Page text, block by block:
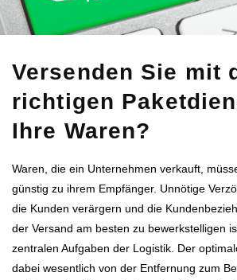
Versenden Sie mit
richtigen
Ihre Waren?
Waren, die ein Unternehmen verkauft,
günstig zu ihrem Empfänger. Unnötige
die Kunden verärgern und die
der Versand am besten zu bewerkstelligen
zentralen Aufgaben der Logistik. Der
dabei wesentlich von der Entfernung zum